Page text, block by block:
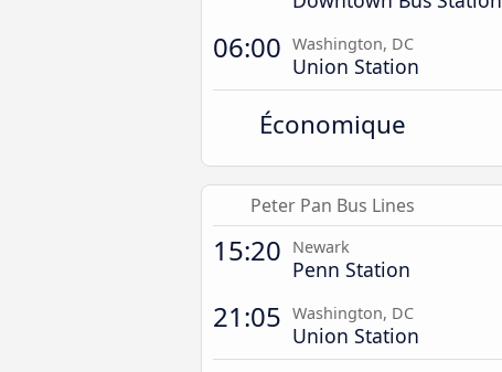
06:00 Washington, DC
Union Station
Économique
Peter Pan Bus Lines
15:20 Newark
Penn Station
21:05 Washington, DC
Union Station